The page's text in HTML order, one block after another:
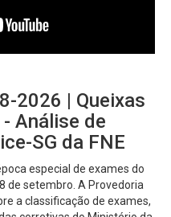
2026 | Queixas
Análise de
SG da FNE
especial de exames do
de setembro. A Provedoria
a classificação de exames,